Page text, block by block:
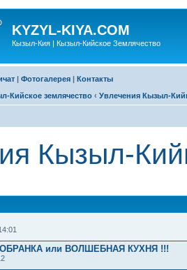
KYZYL-KIYA.COM
Кызыл-Кия | Кызыл-Кийское Землячество
| Фотогалерея | Контакты
Кийское землячество ‹ Увлечения Кызыл-
Кызыл-
или ВОЛШЕБНАЯ КУХНЯ !!!